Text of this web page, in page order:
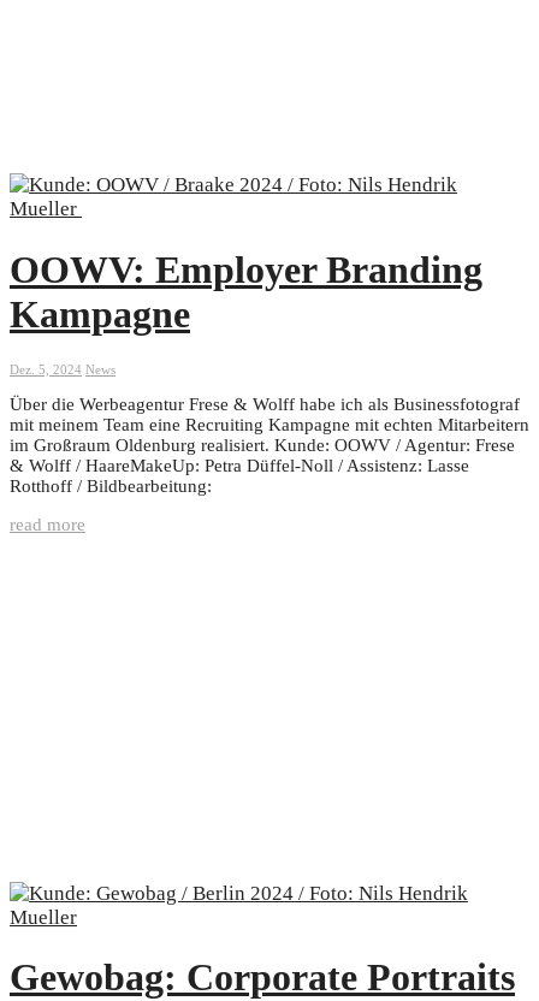
OOWV: Employer Branding
Kampagne
Dez. 5, 2024 News
Über die Werbeagentur Frese & Wolff habe ich als Businessfotograf
mit meinem Team eine Recruiting Kampagne mit echten Mitarbeitern
im Großraum Oldenburg realisiert. Kunde: OOWV / Agentur: Frese
& Wolff / HaareMakeUp: Petra Düffel-Noll / Assistenz: Lasse
Rotthoff / Bildbearbeitung:
read more
Gewobag: Corporate Portraits